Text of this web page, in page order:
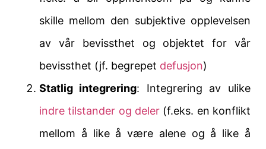
skille mellom den subjektive opplevelsen
av vår bevissthet og objektet for vår
bevissthet (jf. begrepet defusjon)
Statlig integrering: Integrering av ulike
indre tilstander og deler (f.eks. en konflikt
mellom å like å være alene og å like å